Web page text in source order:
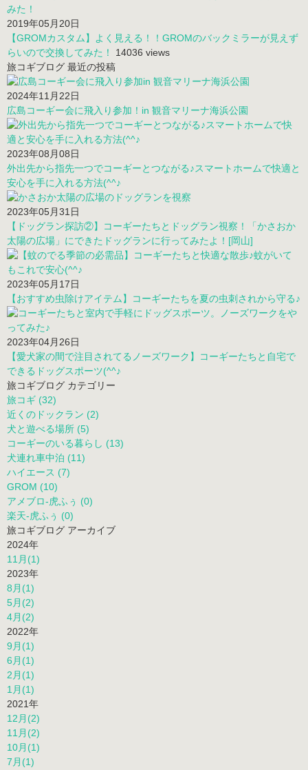
2019年05月20日
【GROMカスタム】よく見える！！GROMのバックミラーが見えず
らいので交換してみた！ 14036 views
旅コギブログ 最近の投稿
2024年11月22日
広島コーギー会に飛入り参加！in 観音マリーナ海浜公園
2023年08月08日
外出先から指先一つでコーギーとつながる♪スマートホームで快適と
安心を手に入れる方法(^^♪
2023年05月31日
【ドッグラン探訪②】コーギーたちとドッグラン視察！「かさおか
太陽の広場」にできたドッグランに行ってみたよ！[岡山]
2023年05月17日
【おすすめ虫除けアイテム】コーギーたちを夏の虫刺されから守る♪
2023年04月26日
【愛犬家の間で注目されてるノーズワーク】コーギーたちと自宅で
できるドッグスポーツ(^^♪
旅コギブログ カテゴリー
旅コギ (32)
近くのドックラン (2)
犬と遊べる場所 (5)
コーギーのいる暮らし (13)
犬連れ車中泊 (11)
ハイエース (7)
GROM (10)
アメブロ-虎ふぅ (0)
楽天-虎ふぅ (0)
旅コギブログ アーカイブ
2024年
11月(1)
2023年
8月(1)
5月(2)
4月(2)
2022年
9月(1)
6月(1)
2月(1)
1月(1)
2021年
12月(2)
11月(2)
10月(1)
7月(1)